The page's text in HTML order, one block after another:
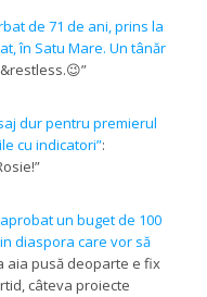
de 71 de ani, prins la
în Satu Mare. Un tânăr
”
dur pentru premierul
cu indicatori”:
”
un buget de 100
diaspora care vor să
aia pusă deoparte e fix
câteva proiecte